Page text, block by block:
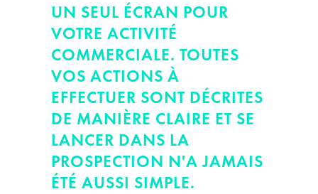
UN SEUL ÉCRAN POUR
VOTRE ACTIVITÉ
COMMERCIALE. TOUTES
VOS ACTIONS À
EFFECTUER SONT DÉCRITES
DE MANIÈRE CLAIRE ET SE
LANCER DANS LA
PROSPECTION N'A JAMAIS
ÉTÉ AUSSI SIMPLE.